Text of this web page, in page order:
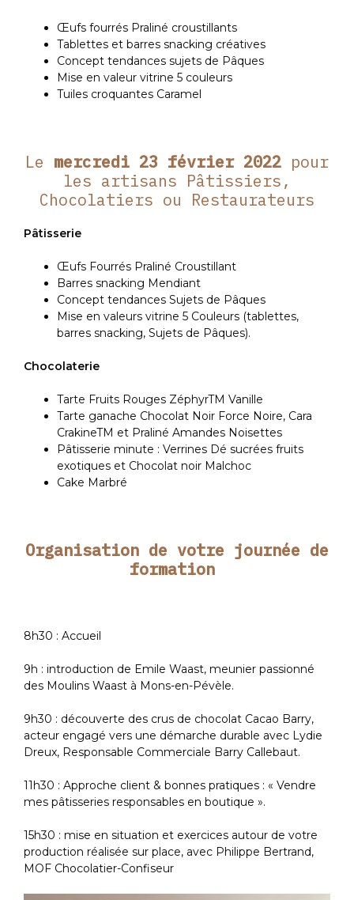
Œufs fourrés Praliné croustillants
Tablettes et barres snacking créatives
Concept tendances sujets de Pâques
Mise en valeur vitrine 5 couleurs
Tuiles croquantes Caramel
Le mercredi 23 février 2022 pour
les artisans Pâtissiers,
Chocolatiers ou Restaurateurs
Pâtisserie
Œufs Fourrés Praliné Croustillant
Barres snacking Mendiant
Concept tendances Sujets de Pâques
Mise en valeurs vitrine 5 Couleurs (tablettes,
barres snacking, Sujets de Pâques).
Chocolaterie
Tarte Fruits Rouges ZéphyrTM Vanille
Tarte ganache Chocolat Noir Force Noire, Cara
CrakineTM et Praliné Amandes Noisettes
Pâtisserie minute : Verrines Dé sucrées fruits
exotiques et Chocolat noir Malchoc
Cake Marbré
Organisation de votre journée de
formation
8h30 : Accueil
9h : introduction de Emile Waast, meunier passionné
des Moulins Waast à Mons-en-Pévèle.
9h30 : découverte des crus de chocolat Cacao Barry,
acteur engagé vers une démarche durable avec Lydie
Dreux, Responsable Commerciale Barry Callebaut.
11h30 : Approche client & bonnes pratiques : « Vendre
mes pâtisseries responsables en boutique ».
15h30 : mise en situation et exercices autour de votre
production réalisée sur place, avec Philippe Bertrand,
MOF Chocolatier-Confiseur